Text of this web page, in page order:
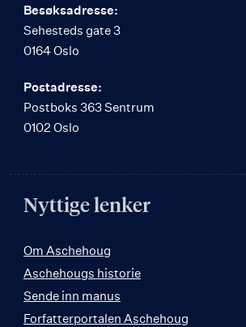
Besøksadresse:
Sehesteds gate 3
0164 Oslo
Postadresse:
Postboks 363 Sentrum
0102 Oslo
Nyttige lenker
Om Aschehoug
Aschehougs historie
Sende inn manus
Forfatterportalen Aschehoug